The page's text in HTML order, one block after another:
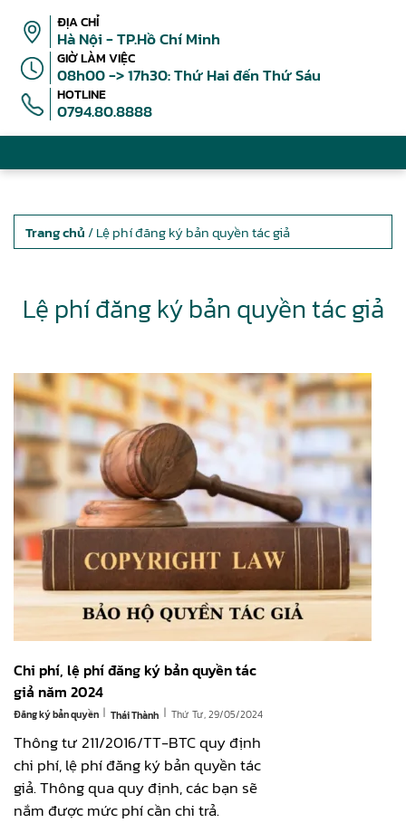
ĐỊA CHỈ
Hà Nội - TP.Hồ Chí Minh
GIỜ LÀM VIỆC
08h00 -> 17h30: Thứ Hai đến Thứ Sáu
HOTLINE
0794.80.8888
Trang chủ / Lệ phí đăng ký bản quyền tác giả
Lệ phí đăng ký bản quyền tác giả
Chi phí, lệ phí đăng ký bản quyền tác
giả năm 2024
Đăng ký bản quyền | Thái Thành | Thứ Tư, 29/05/2024
Thông tư 211/2016/TT-BTC quy định
chi phí, lệ phí đăng ký bản quyền tác
giả. Thông qua quy định, các bạn sẽ
nắm được mức phí cần chi trả.